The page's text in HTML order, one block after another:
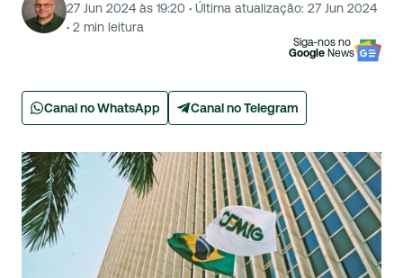
27 Jun 2024 às 19:20 · Última atualização: 27 Jun 2024
· 2 min leitura
Siga-nos no
Google News
Canal no WhatsApp Canal no Telegram